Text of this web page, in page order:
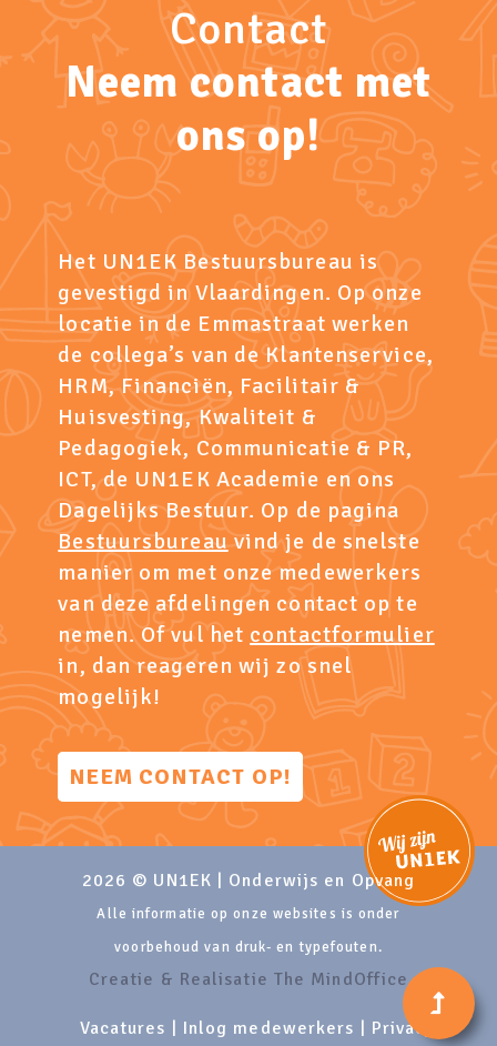
Contact
Neem contact met
ons op!
Het UN1EK Bestuursbureau is
gevestigd in Vlaardingen. Op onze
locatie in de Emmastraat werken
de collega’s van de Klantenservice,
HRM, Financiën, Facilitair &
Huisvesting, Kwaliteit &
Pedagogiek, Communicatie & PR,
ICT, de UN1EK Academie en ons
Dagelijks Bestuur. Op de pagina
Bestuursbureauvind je de snelste
manier om met onze medewerkers
van deze afdelingen contact op te
nemen. Of vul het contactformulier
in, dan reageren wij zo snel
mogelijk!
NEEM CONTACT OP!
2026 © UN1EK | Onderwijs en Opvang
Alle informatie op onze websites is onder
voorbehoud van druk- en typefouten.
Creatie & Realisatie The MindOffice
Vacatures Inlog medewerkers Privacy